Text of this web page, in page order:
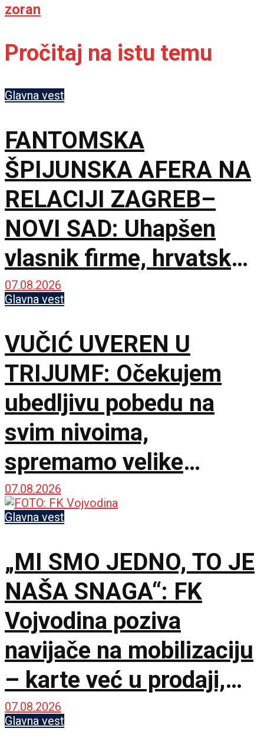
zoran
Pročitaj na istu temu
Glavna vest
FANTOMSKA
ŠPIJUNSKA AFERA NA
RELACIJI ZAGREB–
NOVI SAD: Uhapšen
vlasnik firme, hrvatske
službe u panici od
07.08.2026
Glavna vest
VUČIĆ UVEREN U
TRIJUMF: Očekujem
ubedljivu pobedu na
svim nivoima,
spremamo velike
skupove u Novom Sadu
i Beogradu
07.08.2026
Glavna vest
„MI SMO JEDNO, TO JE
NAŠA SNAGA“: FK
Vojvodina poziva
navijače na mobilizaciju
– karte već u prodaji,
Novi Sad na nogama!
07.08.2026
Glavna vest